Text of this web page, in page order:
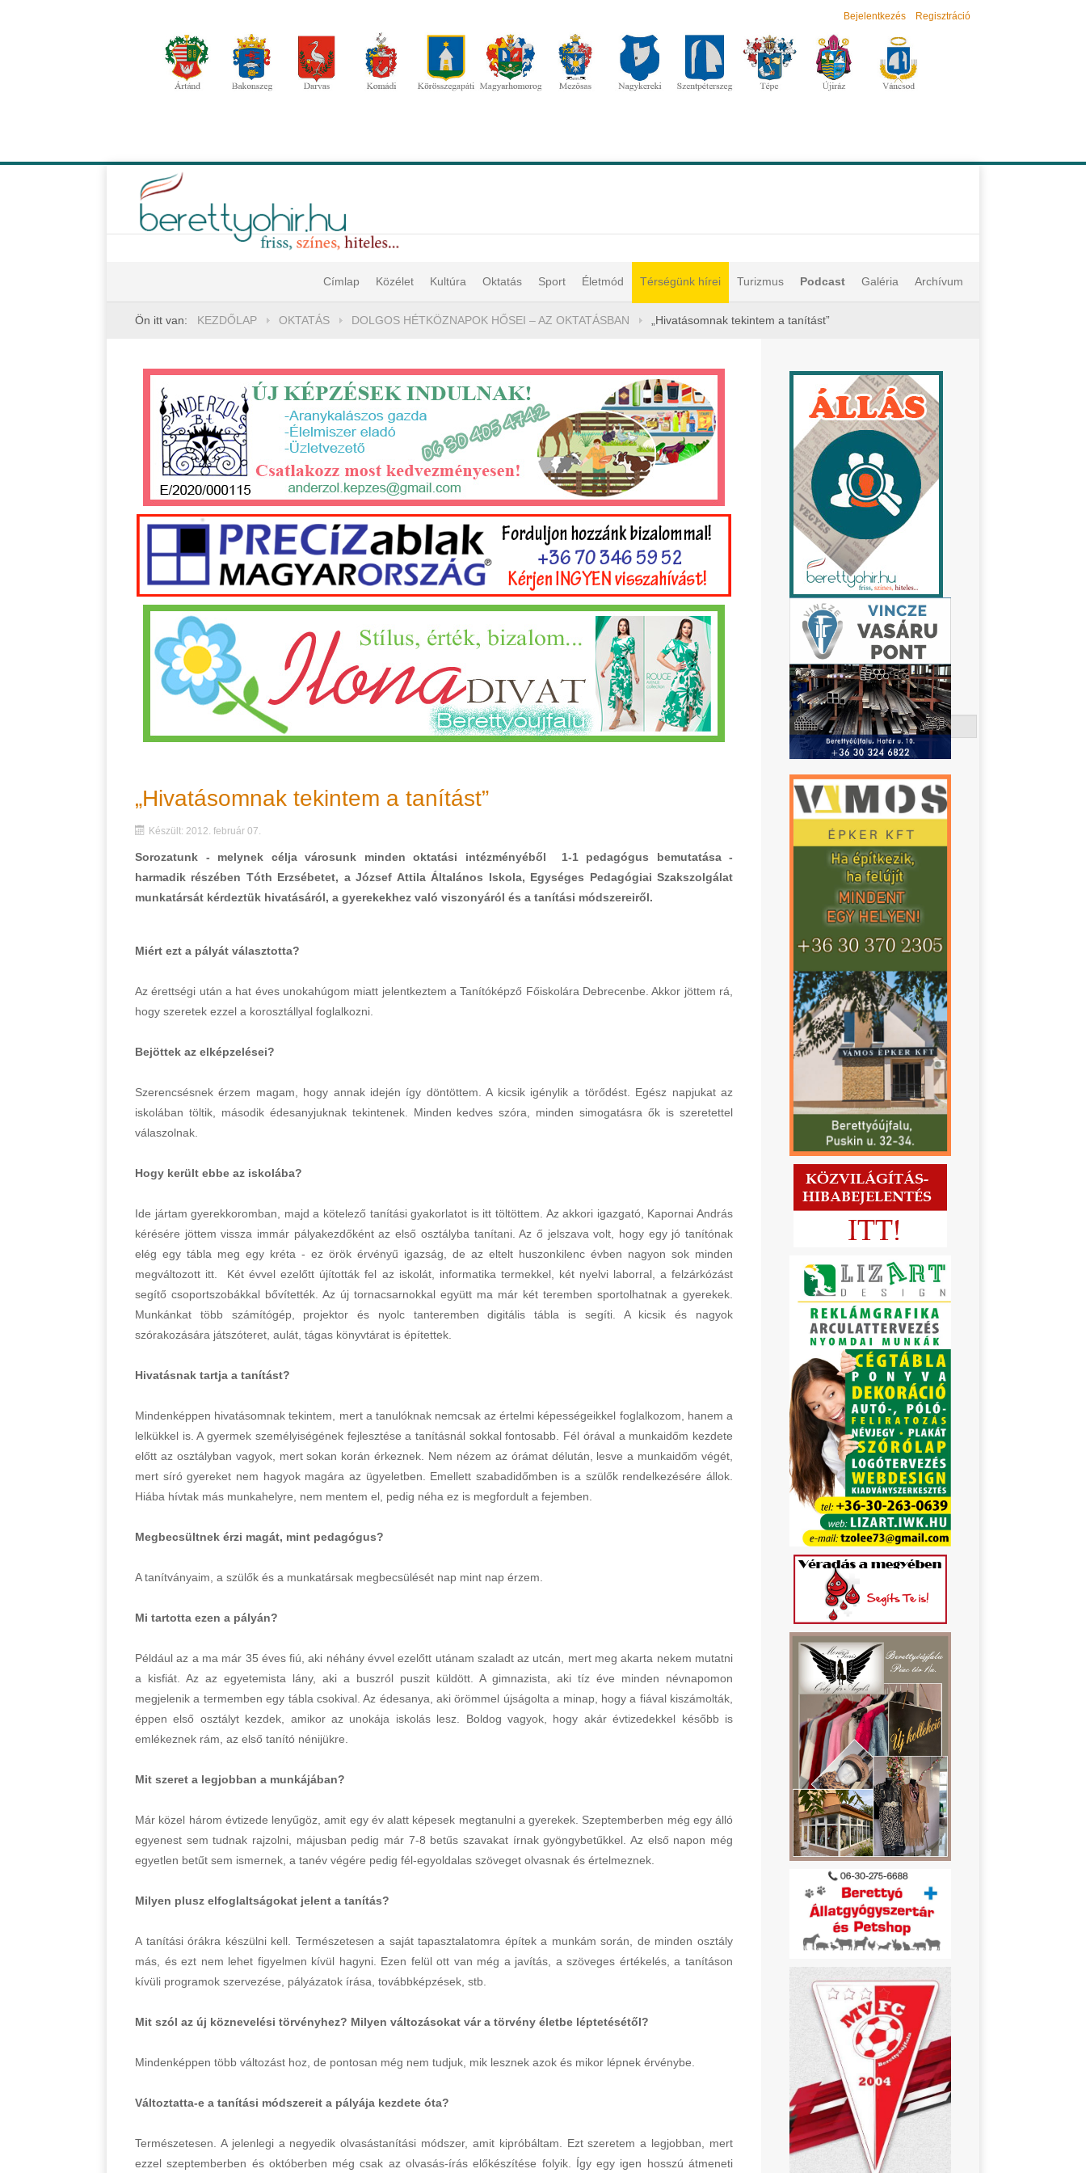
Bejelentkezés Regisztráció
Címlap Közélet Kultúra Oktatás Sport Életmód Térségünk hírei Turizmus Podcast Galéria Archívum
Ön itt van: KEZDŐLAP OKTATÁS DOLGOS HÉTKÖZNAPOK HŐSEI – AZ OKTATÁSBAN „Hivatásomnak tekintem a tanítást”
Keresés
„Hivatásomnak tekintem a tanítást”
Készült: 2012. február 07.
Sorozatunk - melynek célja városunk minden oktatási intézményéből 1-1 pedagógus bemutatása -
harmadik részében Tóth Erzsébetet, a József Attila Általános Iskola, Egységes Pedagógiai Szakszolgálat
munkatársát kérdeztük hivatásáról, a gyerekekhez való viszonyáról és a tanítási módszereiről.
Miért ezt a pályát választotta?
Az érettségi után a hat éves unokahúgom miatt jelentkeztem a Tanítóképző Főiskolára Debrecenbe. Akkor jöttem rá,
hogy szeretek ezzel a korosztállyal foglalkozni.
Bejöttek az elképzelései?
Szerencsésnek érzem magam, hogy annak idején így döntöttem. A kicsik igénylik a törődést. Egész napjukat az
iskolában töltik, második édesanyjuknak tekintenek. Minden kedves szóra, minden simogatásra ők is szeretettel
válaszolnak.
Hogy került ebbe az iskolába?
Ide jártam gyerekkoromban, majd a kötelező tanítási gyakorlatot is itt töltöttem. Az akkori igazgató, Kapornai András
kérésére jöttem vissza immár pályakezdőként az első osztályba tanítani. Az ő jelszava volt, hogy egy jó tanítónak
elég egy tábla meg egy kréta - ez örök érvényű igazság, de az eltelt huszonkilenc évben nagyon sok minden
megváltozott itt. Két évvel ezelőtt újították fel az iskolát, informatika termekkel, két nyelvi laborral, a felzárkózást
segítő csoportszobákkal bővítették. Az új tornacsarnokkal együtt ma már két teremben sportolhatnak a gyerekek.
Munkánkat több számítógép, projektor és nyolc tanteremben digitális tábla is segíti. A kicsik és nagyok
szórakozására játszóteret, aulát, tágas könyvtárat is építettek.
Hivatásnak tartja a tanítást?
Mindenképpen hivatásomnak tekintem, mert a tanulóknak nemcsak az értelmi képességeikkel foglalkozom, hanem a
lelkükkel is. A gyermek személyiségének fejlesztése a tanításnál sokkal fontosabb. Fél órával a munkaidőm kezdete
előtt az osztályban vagyok, mert sokan korán érkeznek. Nem nézem az órámat délután, lesve a munkaidőm végét,
mert síró gyereket nem hagyok magára az ügyeletben. Emellett szabadidőmben is a szülők rendelkezésére állok.
Hiába hívtak más munkahelyre, nem mentem el, pedig néha ez is megfordult a fejemben.
Megbecsültnek érzi magát, mint pedagógus?
A tanítványaim, a szülők és a munkatársak megbecsülését nap mint nap érzem.
Mi tartotta ezen a pályán?
Például az a ma már 35 éves fiú, aki néhány évvel ezelőtt utánam szaladt az utcán, mert meg akarta nekem mutatni
a kisfiát. Az az egyetemista lány, aki a buszról puszit küldött. A gimnazista, aki tíz éve minden névnapomon
megjelenik a termemben egy tábla csokival. Az édesanya, aki örömmel újságolta a minap, hogy a fiával kiszámolták,
éppen első osztályt kezdek, amikor az unokája iskolás lesz. Boldog vagyok, hogy akár évtizedekkel később is
emlékeznek rám, az első tanító nénijükre.
Mit szeret a legjobban a munkájában?
Már közel három évtizede lenyűgöz, amit egy év alatt képesek megtanulni a gyerekek. Szeptemberben még egy álló
egyenest sem tudnak rajzolni, májusban pedig már 7-8 betűs szavakat írnak gyöngybetűkkel. Az első napon még
egyetlen betűt sem ismernek, a tanév végére pedig fél-egyoldalas szöveget olvasnak és értelmeznek.
Milyen plusz elfoglaltságokat jelent a tanítás?
A tanítási órákra készülni kell. Természetesen a saját tapasztalatomra építek a munkám során, de minden osztály
más, és ezt nem lehet figyelmen kívül hagyni. Ezen felül ott van még a javítás, a szöveges értékelés, a tanításon
kívüli programok szervezése, pályázatok írása, továbbképzések, stb.
Mit szól az új köznevelési törvényhez? Milyen változásokat vár a törvény életbe léptetésétől?
Mindenképpen több változást hoz, de pontosan még nem tudjuk, mik lesznek azok és mikor lépnek érvénybe.
Változtatta-e a tanítási módszereit a pályája kezdete óta?
Természetesen. A jelenlegi a negyedik olvasástanítási módszer, amit kipróbáltam. Ezt szeretem a legjobban, mert
ezzel szeptemberben és októberben még csak az olvasás-írás előkészítése folyik. Így egy igen hosszú átmeneti